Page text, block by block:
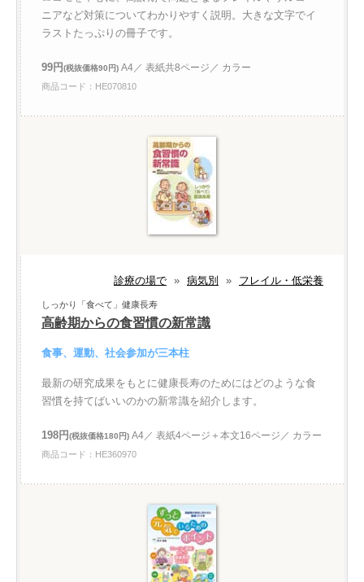
ニアなど対策についてわかりやすく説明。大きな文字でイ
ラストたっぷりの冊子です。
99円(税抜価格90円) A4／ 表紙共8ページ／ カラー
商品コード：HE070810
診療の場で » 病気別 » フレイル・低栄養
しっかり「食べて」健康長寿
高齢期からの食習慣の新常識
食事、運動、社会参加が三本柱
最新の研究成果をもとに健康長寿のためにはどのような食
習慣を持てばいいのかの新常識を紹介します。
198円(税抜価格180円) A4／ 表紙4ページ＋本文16ページ／ カラー
商品コード：HE360970